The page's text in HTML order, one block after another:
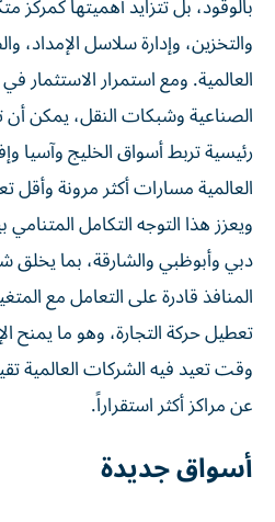
والتخزين، وإدارة سلاسل الإمداد،
العالمية. ومع استمرار الاستثمار
الصناعية وشبكات النقل، يمكن أن
رئيسية تربط أسواق الخليج وآسيا
العالمية مسارات أكثر مرونة وأقل
ويعزز هذا التوجه التكامل
دبي وأبوظبي والشارقة، بما يخلق
المنافذ قادرة على التعامل مع
تعطيل حركة التجارة، وهو ما يمنح
وقت تعيد فيه الشركات العالمية
عن مراكز أكثر استقراراً.
أسواق جديدة